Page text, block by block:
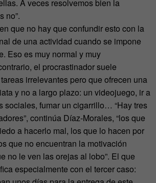
A veces resolvemos bien la
no”.
que no hay que confundir esto con la
de una actividad cuando se impone
Eso es muy normal y muy
el procrastinador suele
irrelevantes pero que ofrecen una
y no a largo plazo: un videojuego, ir a
sociales, fumar un cigarrillo… “Hay tres
continúa Díaz-Morales, “los que
a hacerlo mal, los que lo hacen por
que no encuentran la motivación
no le ven las orejas al lobo”. El que
especialmente con el tercer caso: